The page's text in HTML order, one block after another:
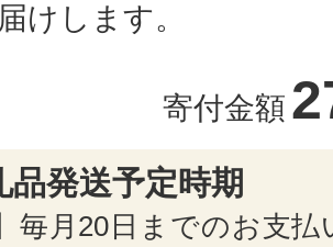
けします。
寄付金額
品発送予定時期
毎月20日までのお支